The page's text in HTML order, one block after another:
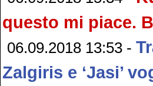
questo mi piace.
06.09.2018 13:53 -
Zalgiris e ‘Jasi’